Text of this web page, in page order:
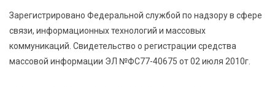
5 Авг 2026 13:02 389
Рекорд года: в июле в России продали 122,1 тыс.
новых легковых авто
Зарегистрировано Федеральной службой по надзору в сфере
связи, информационных технологий и массовых
коммуникаций. Свидетельство о регистрации средства
массовой информации ЭЛ №ФС77-40675 от 02 июля 2010г.